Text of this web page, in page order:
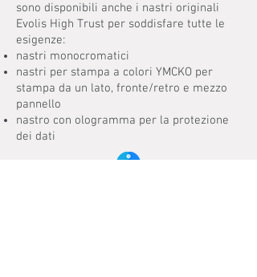
sono disponibili anche i nastri originali
Evolis High Trust per soddisfare tutte le
esigenze:
nastri monocromatici
nastri per stampa a colori YMCKO per
stampa da un lato, fronte/retro e mezzo
pannello
nastro con ologramma per la protezione
dei dati